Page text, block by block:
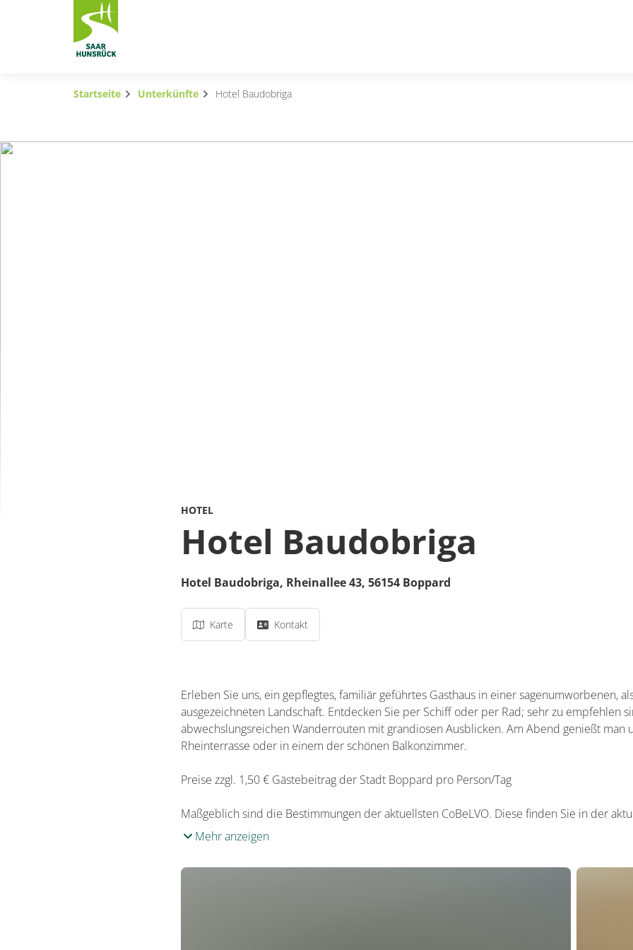
Zum Hauptinhalt springen
Subnavigation umschalten
Startseite Unterkünfte Hotel Baudobriga
HOTEL
Hotel Baudobriga
Hotel Baudobriga, Rheinallee 43, 56154 Boppard
Karte Kontakt
Erleben Sie uns, ein gepflegtes, familiär geführtes Gasthaus in einer sagenumworbenen,
ausgezeichneten Landschaft. Entdecken Sie per Schiff oder per Rad; sehr zu empfehlen
abwechslungsreichen Wanderrouten mit grandiosen Ausblicken. Am Abend genießt man
Rheinterrasse oder in einem der schönen Balkonzimmer.
Preise zzgl. 1,50 € Gästebeitrag der Stadt Boppard pro Person/Tag
Maßgeblich sind die Bestimmungen der aktuellsten CoBeLVO. Diese finden Sie in der
Mehr anzeigen